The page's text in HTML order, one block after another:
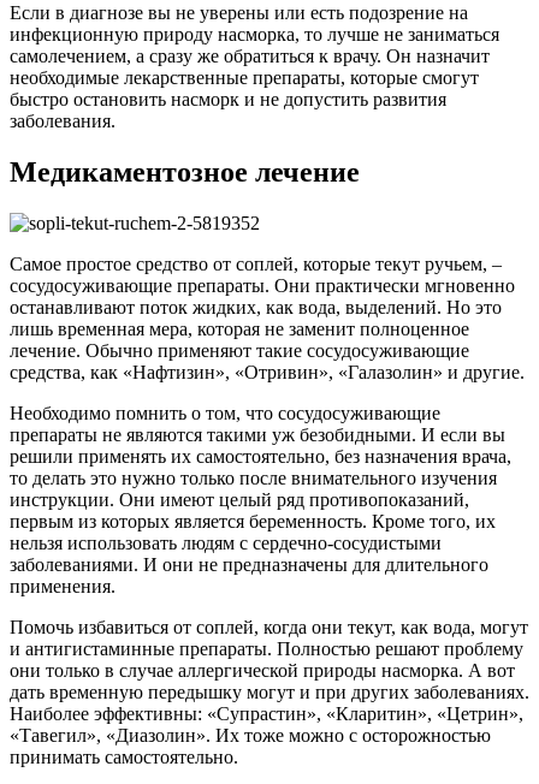
Если в диагнозе вы не уверены или есть подозрение на
инфекционную природу насморка, то лучше не заниматься
самолечением, а сразу же обратиться к врачу. Он назначит
необходимые лекарственные препараты, которые смогут
быстро остановить насморк и не допустить развития
заболевания.
Медикаментозное лечение
Самое простое средство от соплей, которые текут ручьем, –
сосудосуживающие препараты. Они практически мгновенно
останавливают поток жидких, как вода, выделений. Но это
лишь временная мера, которая не заменит полноценное
лечение. Обычно применяют такие сосудосуживающие
средства, как «Нафтизин», «Отривин», «Галазолин» и другие.
Необходимо помнить о том, что сосудосуживающие
препараты не являются такими уж безобидными. И если вы
решили применять их самостоятельно, без назначения врача,
то делать это нужно только после внимательного изучения
инструкции. Они имеют целый ряд противопоказаний,
первым из которых является беременность. Кроме того, их
нельзя использовать людям с сердечно-сосудистыми
заболеваниями. И они не предназначены для длительного
применения.
Помочь избавиться от соплей, когда они текут, как вода, могут
и антигистаминные препараты. Полностью решают проблему
они только в случае аллергической природы насморка. А вот
дать временную передышку могут и при других заболеваниях.
Наиболее эффективны: «Супрастин», «Кларитин», «Цетрин»,
«Тавегил», «Диазолин». Их тоже можно с осторожностью
принимать самостоятельно.